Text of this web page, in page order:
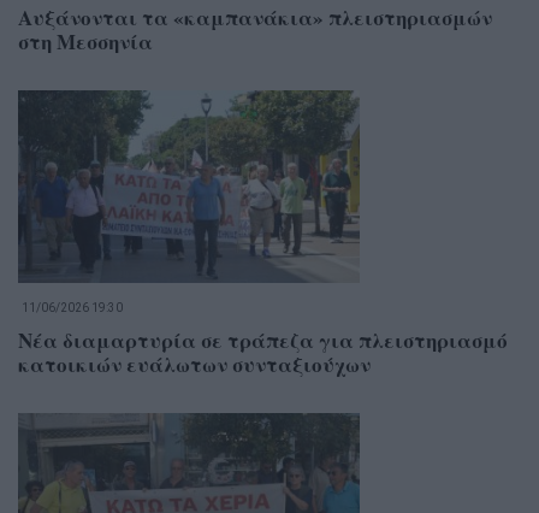
Αυξάνονται τα «καμπανάκια» πλειστηριασμών
στη Μεσσηνία
11/06/2026 19:30
Νέα διαμαρτυρία σε τράπεζα για πλειστηριασμό
κατοικιών ευάλωτων συνταξιούχων